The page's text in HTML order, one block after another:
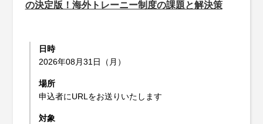
の決定版！海外トレーニー制度の課題と解決策
日時
2026年08月31日（月）
場所
申込者にURLをお送りいたします
対象